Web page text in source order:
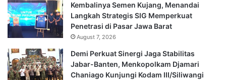
Kembalinya Semen Kujang, Menandai
Langkah Strategis SIG Memperkuat
Penetrasi di Pasar Jawa Barat
August 7, 2026
Demi Perkuat Sinergi Jaga Stabilitas
Jabar-Banten, Menkopolkam Djamari
Chaniago Kunjungi Kodam III/Siliwangi